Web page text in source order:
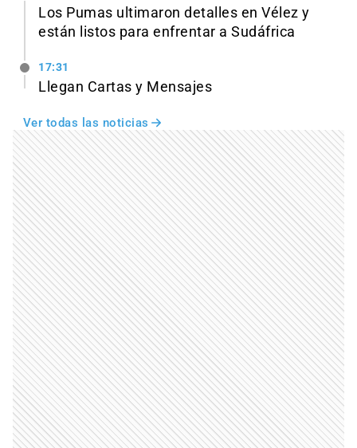
Los Pumas ultimaron detalles en Vélez y
están listos para enfrentar a Sudáfrica
17:31
Llegan Cartas y Mensajes
Ver todas las noticias